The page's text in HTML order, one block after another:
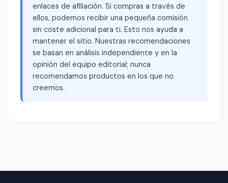
enlaces de afiliación. Si compras a través de
ellos, podemos recibir una pequeña comisión
sin coste adicional para ti. Esto nos ayuda a
mantener el sitio. Nuestras recomendaciones
se basan en análisis independiente y en la
opinión del equipo editorial; nunca
recomendamos productos en los que no
creemos.